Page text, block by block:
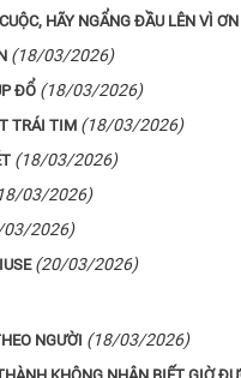
HÃY NGẨNG ĐẦU LÊN VÌ
(18/03/2026)
ĐỔ (18/03/2026)
TRÁI TIM (18/03/2026)
(18/03/2026)
03/2026)
2026)
(20/03/2026)
NGƯỜI (18/03/2026)